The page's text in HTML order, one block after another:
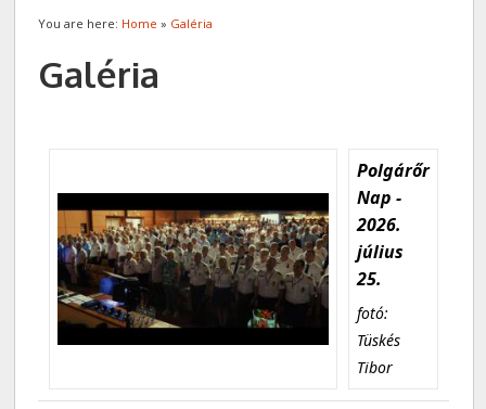
You are here: Home » Galéria
Galéria
Polgárőr
Nap -
2026.
július
25.
fotó:
Tüskés
Tibor